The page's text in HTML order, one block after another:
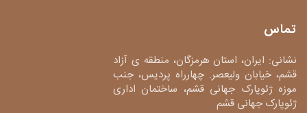
تماس
نشانی: ایران، استان هرمزگان، منطقه ی آزاد
قشم، خیابان ولیعصر. چهارراه پردیس، جنب
موزه ژئوپارک جهانی قشم، ساختمان اداری
ژئوپارک جهانی قشم